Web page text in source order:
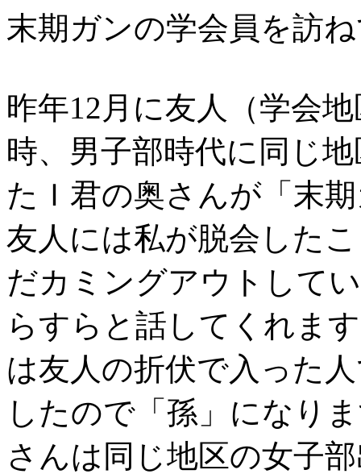
末期ガンの学会員を訪
昨年12月に友人（学会
時、男子部時代に同じ
たＩ君の奥さんが「末
友人には私が脱会した
だカミングアウトして
らすらと話してくれま
は友人の折伏で入った
したので「孫」になり
さんは同じ地区の女子